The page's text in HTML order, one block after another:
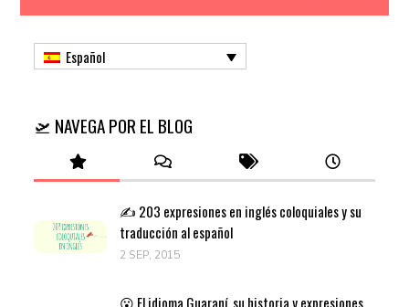
Español
🛫 NAVEGA POR EL BLOG
✍️ 203 expresiones en inglés coloquiales y su
traducción al español
2 SEP, 2015
😮 El idioma Guaraní, su historia y expresiones